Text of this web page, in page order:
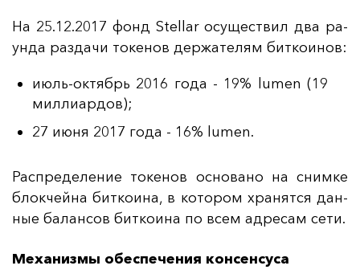
На 25.12.2017 фонд Stellar осу­щес­твил два ра­
ун­да раз­да­чи то­ке­нов дер­жа­те­лям бит­ко­инов:
июль-октябрь 2016 года - 19% lumen (19
миллиардов);
27 июня 2017 года - 16% lumen.
Рас­пре­де­ле­ние то­ке­нов ос­но­ва­но на сним­ке
блок­чей­на бит­ко­ина, в ко­то­ром хра­нят­ся дан­
ные ба­лан­сов бит­ко­ина по всем ад­ре­сам се­ти.
Механизмы обеспечения консенсуса